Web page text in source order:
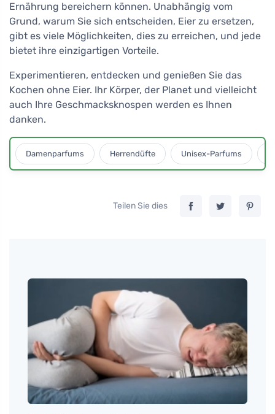
Ernährung bereichern können. Unabhängig vom
Grund, warum Sie sich entscheiden, Eier zu ersetzen,
gibt es viele Möglichkeiten, dies zu erreichen, und jede
bietet ihre einzigartigen Vorteile.
Experimentieren, entdecken und genießen Sie das
Kochen ohne Eier. Ihr Körper, der Planet und vielleicht
auch Ihre Geschmacksknospen werden es Ihnen
danken.
Damenparfums Herrendüfte Unisex-Parfums
Teilen Sie dies